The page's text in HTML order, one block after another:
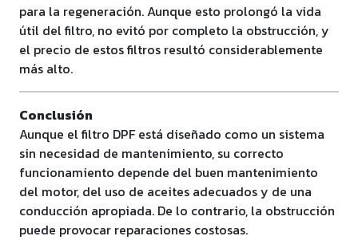
para la regeneración. Aunque esto prolongó la vida
útil del filtro, no evitó por completo la obstrucción, y
el precio de estos filtros resultó considerablemente
más alto.
Conclusión
Aunque el filtro DPF está diseñado como un sistema
sin necesidad de mantenimiento, su correcto
funcionamiento depende del buen mantenimiento
del motor, del uso de aceites adecuados y de una
conducción apropiada. De lo contrario, la obstrucción
puede provocar reparaciones costosas.